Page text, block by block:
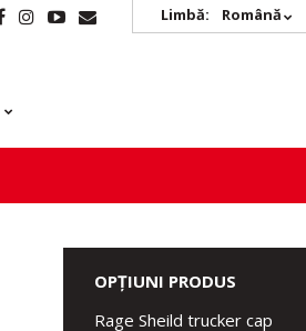
Limbă: Română
OPȚIUNI PRODUS
Rage Sheild trucker cap